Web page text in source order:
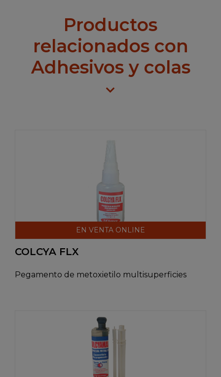
Productos
relacionados con
Adhesivos y colas
EN VENTA ONLINE
COLCYA FLX
Pegamento de metoxietilo multisuperficies